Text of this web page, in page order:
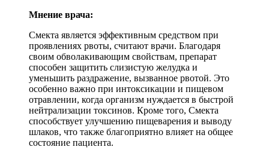
Мнение врача:
Смекта является эффективным средством при
проявлениях рвоты, считают врачи. Благодаря
своим обволакивающим свойствам, препарат
способен защитить слизистую желудка и
уменьшить раздражение, вызванное рвотой. Это
особенно важно при интоксикации и пищевом
отравлении, когда организм нуждается в быстрой
нейтрализации токсинов. Кроме того, Смекта
способствует улучшению пищеварения и выводу
шлаков, что также благоприятно влияет на общее
состояние пациента.